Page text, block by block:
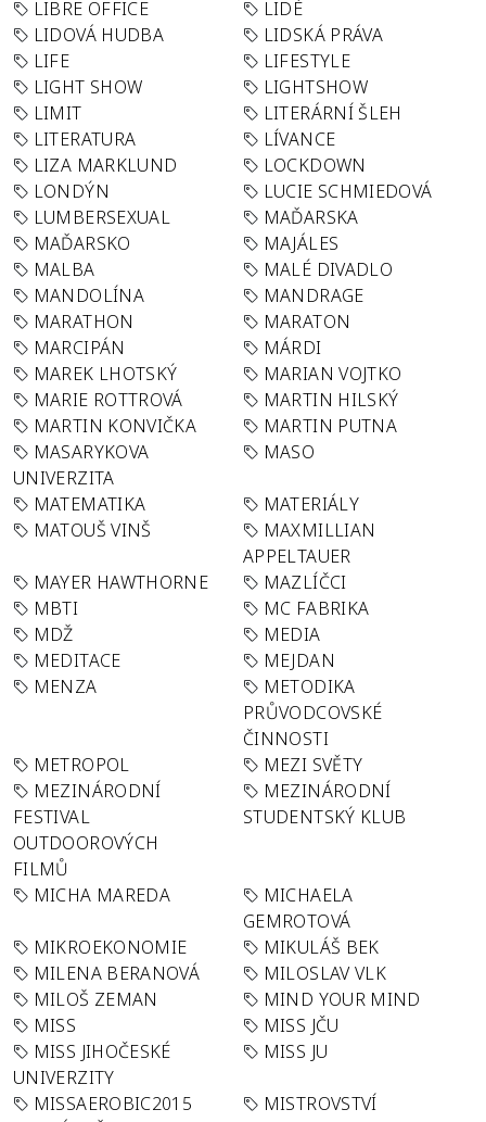
LIBRE OFFICE
LIDÉ
LIDOVÁ HUDBA
LIDSKÁ PRÁVA
LIFE
LIFESTYLE
LIGHT SHOW
LIGHTSHOW
LIMIT
LITERÁRNÍ ŠLEH
LITERATURA
LÍVANCE
LIZA MARKLUND
LOCKDOWN
LONDÝN
LUCIE SCHMIEDOVÁ
LUMBERSEXUAL
MAĎARSKA
MAĎARSKO
MAJÁLES
MALBA
MALÉ DIVADLO
MANDOLÍNA
MANDRAGE
MARATHON
MARATON
MARCIPÁN
MÁRDI
MAREK LHOTSKÝ
MARIAN VOJTKO
MARIE ROTTROVÁ
MARTIN HILSKÝ
MARTIN KONVIČKA
MARTIN PUTNA
MASARYKOVA
UNIVERZITA
MASO
MATEMATIKA
MATERIÁLY
MATOUŠ VINŠ
MAXMILLIAN
APPELTAUER
MAYER HAWTHORNE
MAZLÍČCI
MBTI
MC FABRIKA
MDŽ
MEDIA
MEDITACE
MEJDAN
MENZA
METODIKA
PRŮVODCOVSKÉ
ČINNOSTI
METROPOL
MEZI SVĚTY
MEZINÁRODNÍ
FESTIVAL
OUTDOOROVÝCH
FILMŮ
MEZINÁRODNÍ
STUDENTSKÝ KLUB
MICHA MAREDA
MICHAELA
GEMROTOVÁ
MIKROEKONOMIE
MIKULÁŠ BEK
MILENA BERANOVÁ
MILOSLAV VLK
MILOŠ ZEMAN
MIND YOUR MIND
MISS
MISS JČU
MISS JIHOČESKÉ
UNIVERZITY
MISS JU
MISSAEROBIC2015
MISTROVSTVÍ